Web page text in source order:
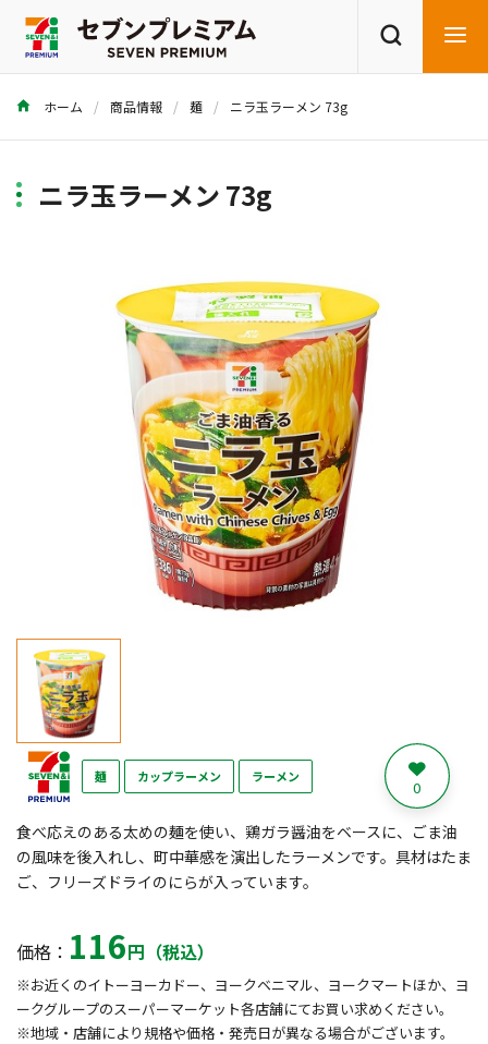
商品を探す
ホーム 商品情報 麺 ニラ玉ラーメン 73g
ニラ玉ラーメン 73g
麺 カップラーメン ラーメン 0
食べ応えのある太めの麺を使い、鶏ガラ醤油をベースに、ごま油
の風味を後入れし、町中華感を演出したラーメンです。具材はたま
ご、フリーズドライのにらが入っています。
価格： 116円（税込）
※お近くのイトーヨーカドー、ヨークベニマル、ヨークマートほか、ヨ
ークグループのスーパーマーケット各店舗にてお買い求めください。
※地域・店舗により規格や価格・発売日が異なる場合がございます。